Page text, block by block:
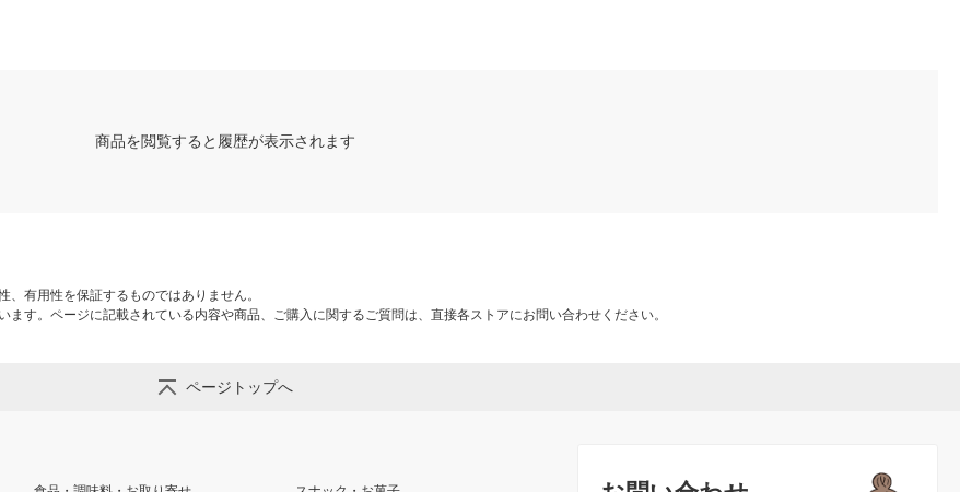
商品を閲覧すると履歴が表示されます
有用性を保証するものではありません。
す。ページに記載されている内容や商品、ご購入に関するご質問は、直接各ストアにお問い合わせください。
ページトップへ